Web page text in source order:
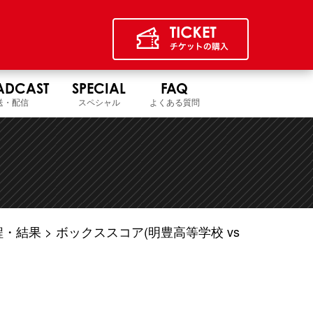
・配信
SPECIAL
スペシャル
FAQ
よくある質問
・結果
ボックススコア(明豊高等学校 vs